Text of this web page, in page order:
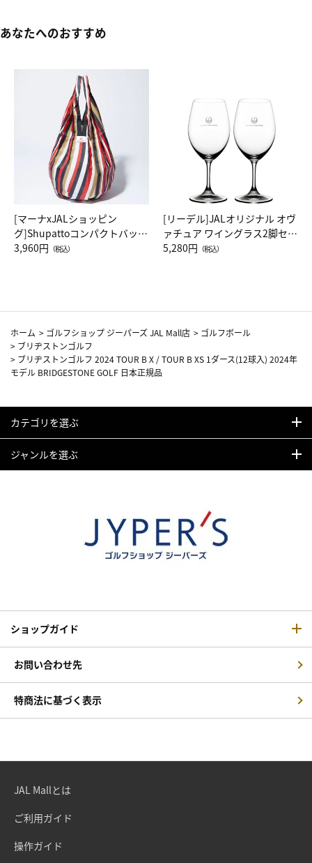
あなたへのおすすめ
[マーナxJALショッピン
グ]Shupattoコンパクトバッグ
Drop JAL客室乗務員（LC）ス
3,960円 （税込）
[リーデル]JALオリジナル オヴ
ァチュア ワイングラス2脚セッ
ト（レッドワイン）
5,280円 （税込）
ホーム > ゴルフショップ ジーパーズ JAL Mall店 > ゴルフボール
> ブリヂストンゴルフ
> ブリヂストンゴルフ 2024 TOUR B X / TOUR B XS 1ダース(12球入) 2024年
モデル BRIDGESTONE GOLF 日本正規品
カテゴリを選ぶ
ジャンルを選ぶ
ショップガイド
お問い合わせ先
特商法に基づく表示
JAL Mallとは
ご利用ガイド
操作ガイド